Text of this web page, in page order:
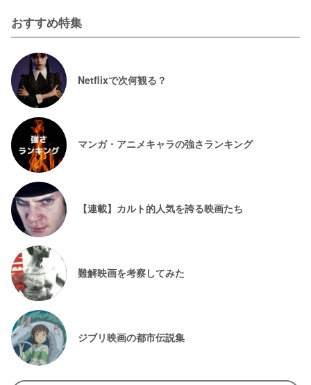
おすすめ特集
Netflixで次何観る？
マンガ・アニメキャラの強さランキング
【連載】カルト的人気を誇る映画たち
難解映画を考察してみた
ジブリ映画の都市伝説集